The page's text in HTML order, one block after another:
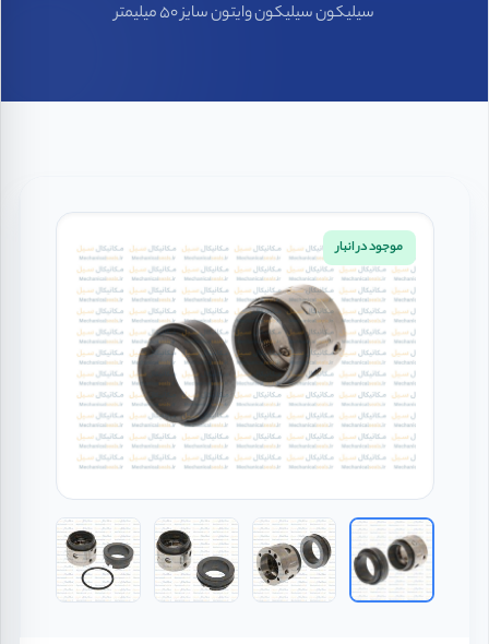
سیلیکون سیلیکون وایتون سایز 50 میلیمتر
موجود در انبار